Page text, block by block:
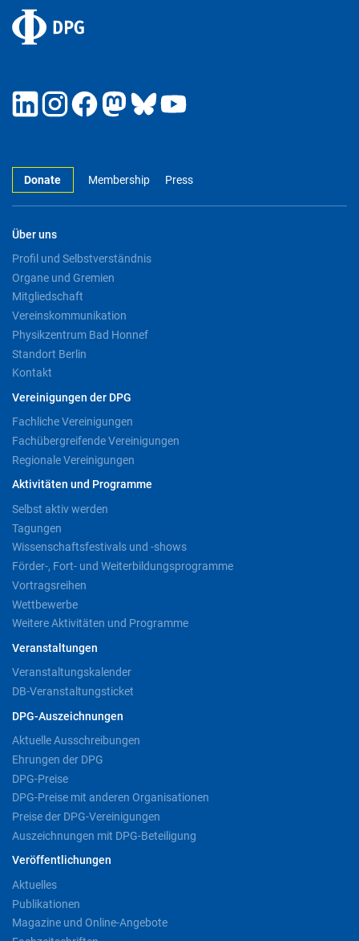
Donate Membership Press
Über uns
Profil und Selbstverständnis
Organe und Gremien
Mitgliedschaft
Vereinskommunikation
Physikzentrum Bad Honnef
Standort Berlin
Kontakt
Vereinigungen der DPG
Fachliche Vereinigungen
Fachübergreifende Vereinigungen
Regionale Vereinigungen
Aktivitäten und Programme
Selbst aktiv werden
Tagungen
Wissenschaftsfestivals und -shows
Förder-, Fort- und Weiterbildungsprogramme
Vortragsreihen
Wettbewerbe
Weitere Aktivitäten und Programme
Veranstaltungen
Veranstaltungskalender
DB-Veranstaltungsticket
DPG-Auszeichnungen
Aktuelle Ausschreibungen
Ehrungen der DPG
DPG-Preise
DPG-Preise mit anderen Organisationen
Preise der DPG-Vereinigungen
Auszeichnungen mit DPG-Beteiligung
Veröffentlichungen
Aktuelles
Publikationen
Magazine und Online-Angebote